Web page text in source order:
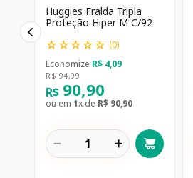
Huggies Fralda Tripla
Proteção Hiper M C/92
☆☆☆☆☆ (0)
Economize R$ 4,09
R$ 94,99
R$ 90,90
ou em 1x de R$ 90,90
＋
－